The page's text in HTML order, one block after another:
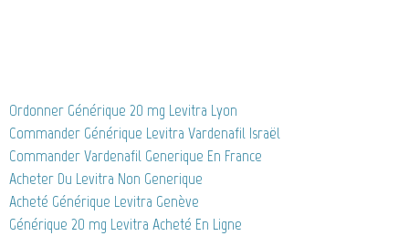
Ordonner Générique 20 mg Levitra Lyon
Commander Générique Levitra Vardenafil Israël
Commander Vardenafil Generique En France
Acheter Du Levitra Non Generique
Acheté Générique Levitra Genève
Générique 20 mg Levitra Acheté En Ligne